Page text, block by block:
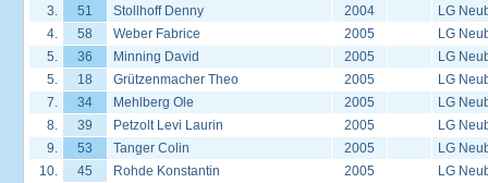
3.
51 Stollhoff Denny 2004
LG
4.
58 Weber Fabrice 2005
LG
5.
36 Minning David 2005
LG
5.
18 Grützenmacher Theo 2005
LG
7.
34 Mehlberg Ole 2005
LG
8.
39 Petzolt Levi Laurin 2005
LG
9.
53 Tanger Colin 2005
LG
10.
45 Rohde Konstantin 2005
LG